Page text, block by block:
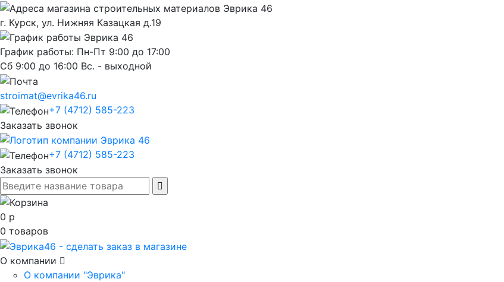
г. Курск, ул. Нижняя Казацкая д.19
График работы: Пн-Пт 9:00 до 17:00
Сб 9:00 до 16:00 Вс. - выходной
stroimat@evrika46.ru
+7 (4712) 585-223
Заказать звонок
+7 (4712) 585-223
Заказать звонок
0 р
0 товаров
О компании
О компании "Эврика"